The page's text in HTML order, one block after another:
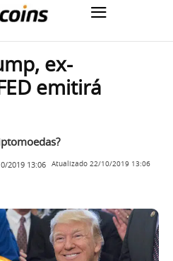
ex-
emitirá
2019 13:06 Atualizado 22/10/2019 13:06